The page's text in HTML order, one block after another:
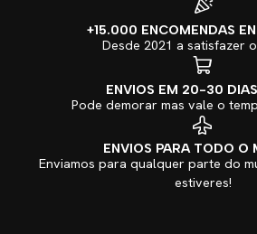
+15.000 ENCOMENDAS
Desde 2021 a satisfazer
ENVIOS EM 20-30
Pode demorar mas vale o
ENVIOS PARA TODO O
Enviamos para qualquer parte do
estiveres!